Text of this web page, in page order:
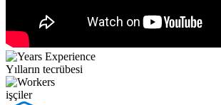
Yılların tecrübesi
işçiler